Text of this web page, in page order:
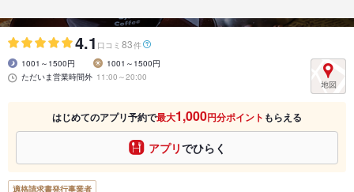
4.1 口コミ 83件
1001～1500円
1001～1500円
ただいま営業時間外 11:00～20:00
はじめてのアプリ予約で最大1,000円分ポイント もらえる
アプリでひらく
適格請求書発行事業者